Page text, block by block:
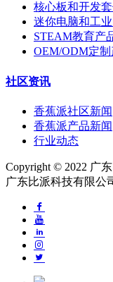
核心板和开发
迷你电脑和工
STEAM教育产
OEM/ODM定制
社区资讯
香蕉派社区新闻
香蕉派产品新闻
行业动态
Copyright © 2022 广
广东比派科技有限公